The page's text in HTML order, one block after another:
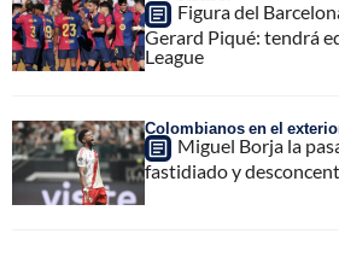
Figura del
Gerard Piqué: tendrá
League
Colombianos en el
Miguel Borja la
fastidiado y